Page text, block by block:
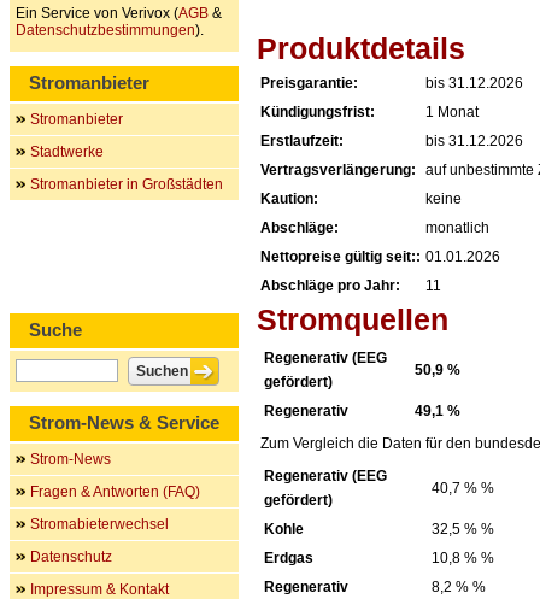
Produktdetails
Preisgarantie:
bis 31.12.2026
Kündigungsfrist:
1 Monat
Erstlaufzeit:
bis 31.12.2026
Vertragsverlängerung:
auf unbestimmte
Kaution:
keine
Abschläge:
monatlich
Nettopreise gültig seit:: 01.01.2026
Abschläge pro Jahr:
11
Stromquellen
Regenerativ (EEG
gefördert)
50,9 %
Regenerativ
49,1 %
Zum Vergleich die Daten für den
Regenerativ (EEG
gefördert)
40,7 % %
Kohle
32,5 % %
Erdgas
10,8 % %
Regenerativ
8,2 % %
Ein Service von Verivox (AGB &
Datenschutzbestimmungen).
Stromanbieter
Stromanbieter
Stadtwerke
Stromanbieter in Großstädten
Suche
Strom-News & Service
Strom-News
Fragen & Antworten (FAQ)
Stromabieterwechsel
Datenschutz
Impressum & Kontakt